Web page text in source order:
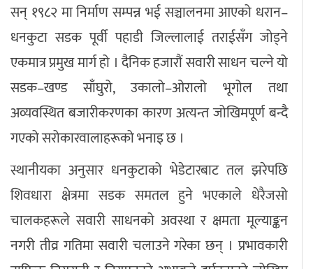
सन् १९८२ मा निर्माण सम्पन्न भई सञ्चालनमा आएको धरान–
धनकुटा सडक पूर्वी पहाडी जिल्लालाई तराईसँग जोड्ने
एकमात्र प्रमुख मार्ग हो । दैनिक हजारौं सवारी साधन चल्ने यो
सडक–खण्ड साँघुरो, उकालो–ओरालो भूगोल तथा
अव्यवस्थित बजारीकरणका कारण अत्यन्त जोखिमपूर्ण बन्दै
गएको सरोकारवालाहरूको भनाइ छ ।
स्थानीयका अनुसार धनकुटाको भेडेटारबाट तल झरेपछि
शिवधारा क्षेत्रमा सडक समतल हुने भएकाले धेरैजसो
चालकहरूले सवारी साधनको अवस्था र क्षमता मूल्याङ्कन
नगरी तीव्र गतिमा सवारी चलाउने गरेका छन् । प्रभावकारी